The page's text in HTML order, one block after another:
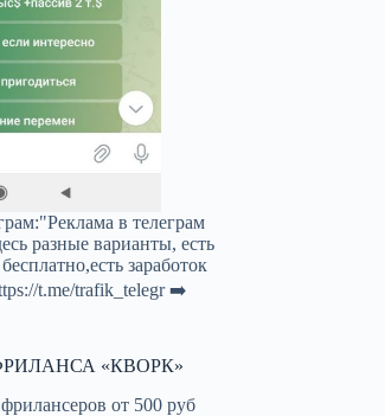
в телеграм
разные варианты, есть
заработок
t.me/trafik_telegr➡️
«КВОРК»
от 500 руб